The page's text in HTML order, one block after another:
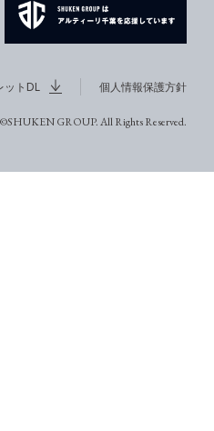
ットDL 個人情報保護方針
©SHUKEN GROUP. All Rights Reserved.